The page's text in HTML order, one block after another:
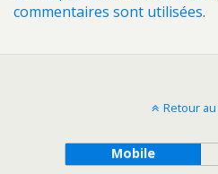
commentaires sont utilisées.
Retour
Mobile